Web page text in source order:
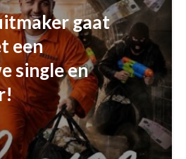
gaat
een
single en